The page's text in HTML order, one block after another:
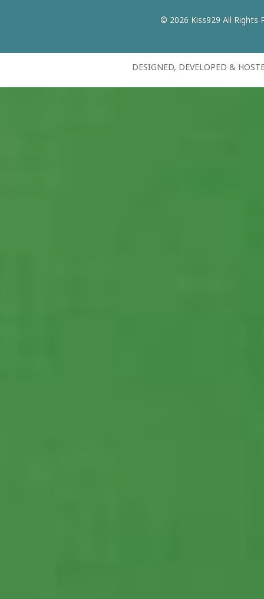
© 2026 Kiss929 All Rights
DESIGNED, DEVELOPED &